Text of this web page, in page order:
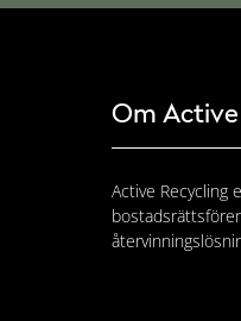
Om
Active Recycling